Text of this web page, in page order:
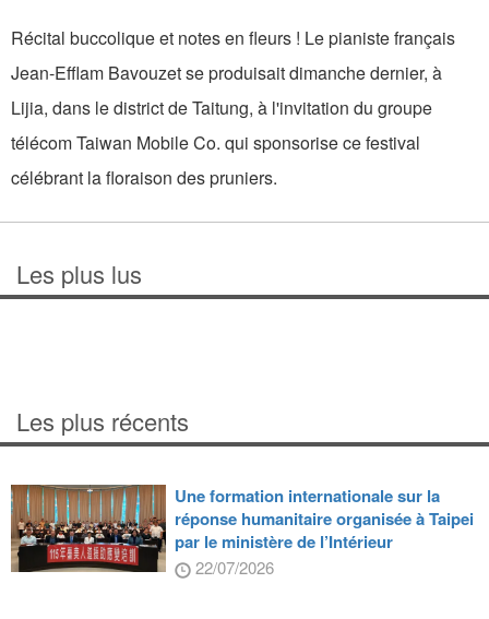
Récital buccolique et notes en fleurs ! Le pianiste français
Jean-Efflam Bavouzet se produisait dimanche dernier, à
Lijia, dans le district de Taitung, à l'invitation du groupe
télécom Taiwan Mobile Co. qui sponsorise ce festival
célébrant la floraison des pruniers.
Les plus lus
Les plus récents
Une formation internationale sur la
réponse humanitaire organisée à Taipei
par le ministère de l’Intérieur
22/07/2026